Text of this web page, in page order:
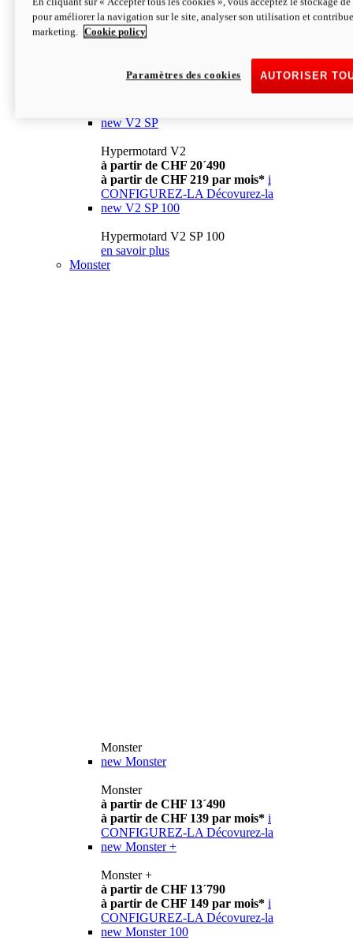
à partir de CHF 13´990 i
CONFIGUREZ-LA Décovurez-la
newV2
à partir de CHF 15´990
à partir de CHF 169 par mois* i
new V2 SP
Hypermotard V2
à partir de CHF 20´490
à partir de CHF 219 par mois* i
CONFIGUREZ-LA Décovurez-la
new V2 SP 100
Hypermotard V2 SP 100
en savoir plus
Monster
Monster
new Monster
Monster
à partir de CHF 13´490
à partir de CHF 139 par mois* i
CONFIGUREZ-LA Décovurez-la
new Monster +
Monster +
à partir de CHF 13´790
à partir de CHF 149 par mois* i
CONFIGUREZ-LA Décovurez-la
new Monster 100
pour améliorer la navigation sur le site, analyser son utilisation et
marketing.
Cookie policy
AUTORISER
Paramètres des cookies